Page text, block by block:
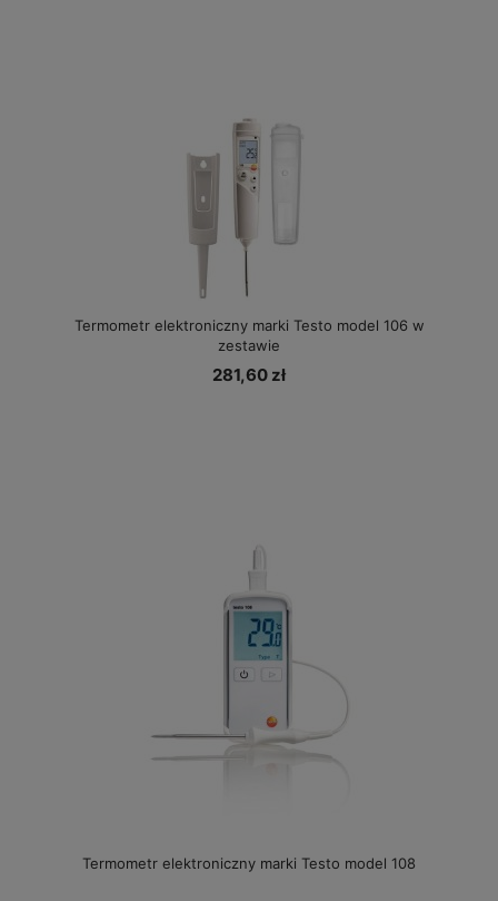
Termometr elektroniczny marki Testo model 106 w
zestawie
281,60 zł
Termometr elektroniczny marki Testo model 108